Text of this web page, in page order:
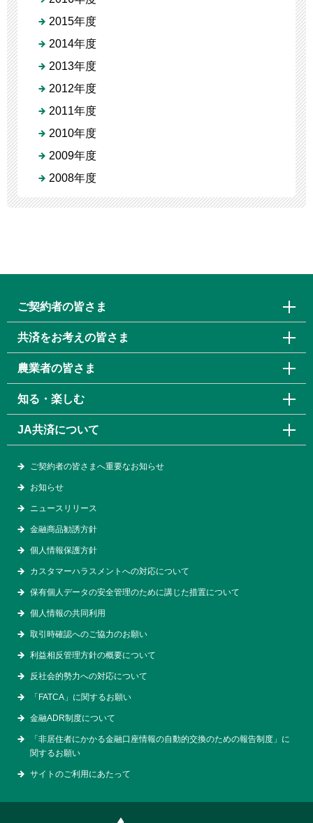
2015年度
2014年度
2013年度
2012年度
2011年度
2010年度
2009年度
2008年度
ご契約者の皆さま
共済をお考えの皆さま
農業者の皆さま
知る・楽しむ
JA共済について
ご契約者の皆さまへ重要なお知らせ
お知らせ
ニュースリリース
金融商品勧誘方針
個人情報保護方針
カスタマーハラスメントへの対応について
保有個人データの安全管理のために講じた措置について
個人情報の共同利用
取引時確認へのご協力のお願い
利益相反管理方針の概要について
反社会的勢力への対応について
「FATCA」に関するお願い
金融ADR制度について
「非居住者にかかる金融口座情報の自動的交換のための報告制度」に
関するお願い
サイトのご利用にあたって